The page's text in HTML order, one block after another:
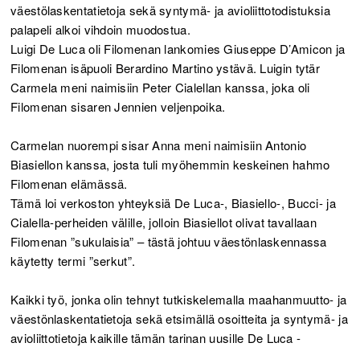
väestölaskentatietoja sekä syntymä- ja avioliittotodistuksia
palapeli alkoi vihdoin muodostua.
Luigi De Luca oli Filomenan lankomies Giuseppe D’Amicon ja
Filomenan isäpuoli Berardino Martino ystävä. Luigin tytär
Carmela meni naimisiin Peter Cialellan kanssa, joka oli
Filomenan sisaren Jennien veljenpoika.
Carmelan nuorempi sisar Anna meni naimisiin Antonio
Biasiellon kanssa, josta tuli myöhemmin keskeinen hahmo
Filomenan elämässä.
Tämä loi verkoston yhteyksiä De Luca-, Biasiello-, Bucci- ja
Cialella-perheiden välille, jolloin Biasiellot olivat tavallaan
Filomenan ”sukulaisia” – tästä johtuu väestönlaskennassa
käytetty termi ”serkut”.
Kaikki työ, jonka olin tehnyt tutkiskelemalla maahanmuutto- ja
väestönlaskentatietoja sekä etsimällä osoitteita ja syntymä- ja
avioliittotietoja kaikille tämän tarinan uusille De Luca -